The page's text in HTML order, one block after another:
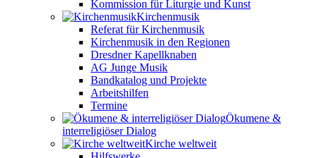
Kommission für Liturgie und Kunst
Kirchenmusik
Referat für Kirchenmusik
Kirchenmusik in den Regionen
Dresdner Kapellknaben
AG Junge Musik
Bandkatalog und Projekte
Arbeitshilfen
Termine
Ökumene &
interreligiöser Dialog
Kirche weltweit